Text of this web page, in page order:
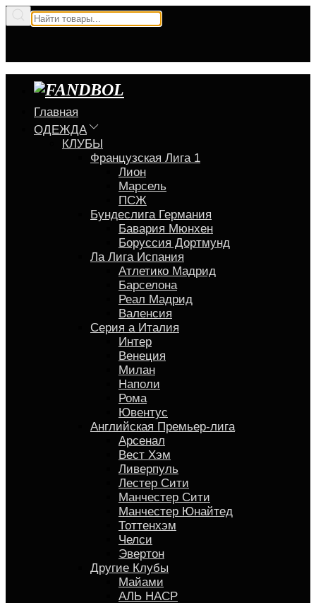
Главная
ОДЕЖДА
КЛУБЫ
Французская Лига 1
Лион
Марсель
ПСЖ
Бундеслига Германия
Бавария Мюнхен
Боруссия Дортмунд
Ла Лига Испания
Атлетико Мадрид
Барселона
Реал Мадрид
Валенсия
Серия a Италия
Интер
Венеция
Милан
Наполи
Рома
Ювентус
Английская Премьер-лига
Арсенал
Вест Хэм
Ливерпуль
Лестер Сити
Манчестер Сити
Манчестер Юнайтед
Тоттенхэм
Челси
Эвертон
Другие Клубы
Майами
АЛЬ НАСР